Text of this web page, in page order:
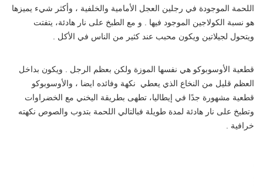
اللحمة الموجودة في رجلين العجل الأمامية والخلفية ، وأكثر شيء يميزها
هو نسبة الكولاجين الموجود فيها . و مع الطبخ على نار هادئة، يتفتت
ويتحول لجيلاتين ويكون محبب عند كثير من الناس في الأكل .
قطعية الأوسوبوكو هي نفسها الموزة ولكن بعظم الرجل . ويكون بداخل
العظم قليل من النخاع الذي يعطي نكهة وفائده ايضا ، والأوسوبوكو
قطعية مشهورة جدًا في إيطاليا، تطهى بطريقة اليخني مع الخضراوات
وتطبخ على نار هادئة لمدة طويلة فبالتالي اللحمة بتدوب والصوص نكهته
خرافية .